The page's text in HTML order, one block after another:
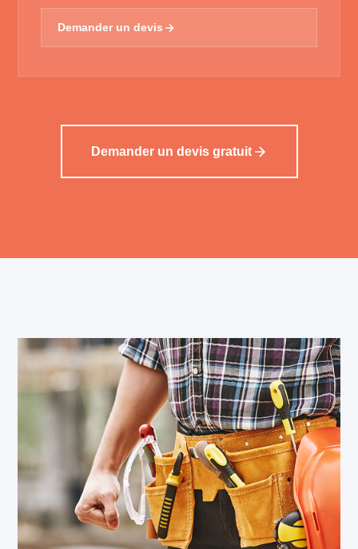
Demander un devis
Demander un devis gratuit